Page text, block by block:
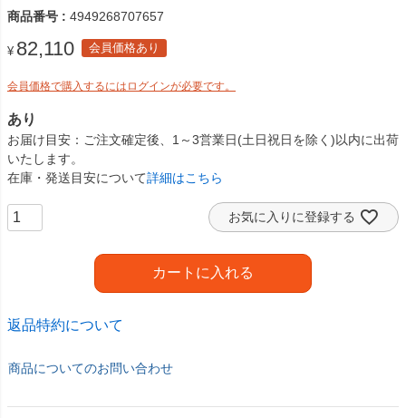
商品番号 4949268707657
¥ 82,110 会員価格あり
会員価格で購入するにはログインが必要です。
あり
お届け目安
ご注文確定後、1～3営業日(土日祝日を除く)以内に出荷
いたします。
在庫・発送目安について詳細はこちら
お気に入りに登録する
カートに入れる
返品特約について
商品についてのお問い合わせ